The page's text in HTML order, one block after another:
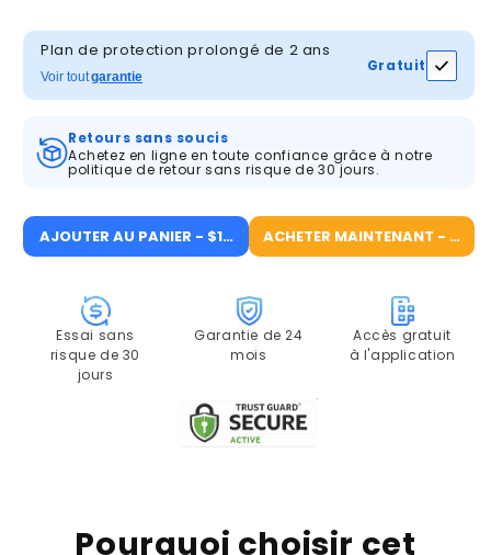
quantité
de
ANRAN
Caméra
à
batterie
C3
quantité
de
Caméra
à
batterie
C3
Plan de protection prolongé de 2 ans
Voir toutgarantie
Gratuit
Retours sans soucis
Achetez en ligne en toute confiance grâce à notre
politique de retour sans risque de 30 jours.
AJOUTER AU PANIER - $109.99ACHETER MAINTENANT -
Essai sans
risque de 30
jours
Garantie de 24
mois
Accès gratuit
à l'application
Pourquoi choisir cet